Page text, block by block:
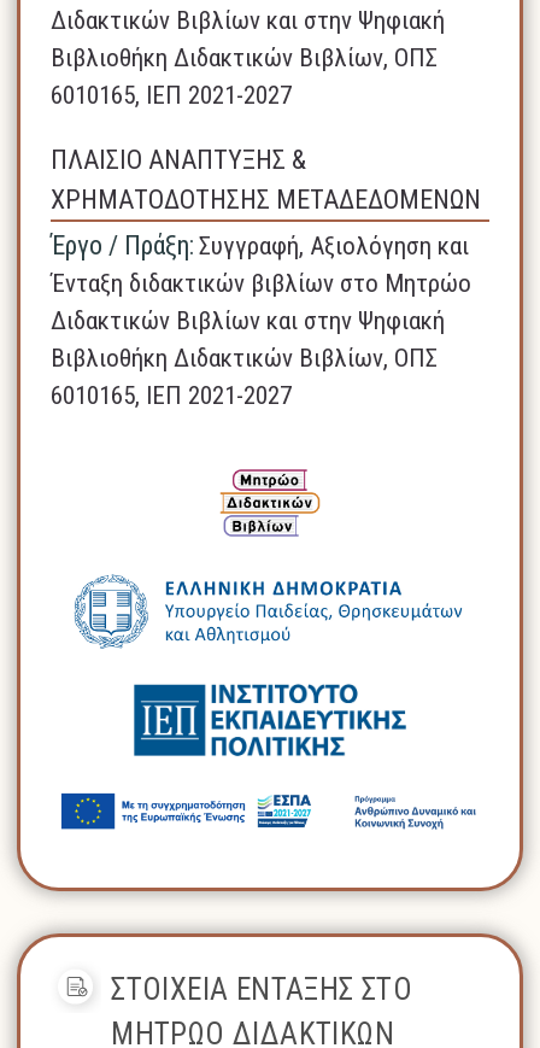
Διδακτικών Βιβλίων και στην Ψηφιακή
Βιβλιοθήκη Διδακτικών Βιβλίων, ΟΠΣ
6010165, ΙΕΠ 2021-2027
ΠΛΑΙΣΙΟ ΑΝΑΠΤΥΞΗΣ &
ΧΡΗΜΑΤΟΔΟΤΗΣΗΣ ΜΕΤΑΔΕΔΟΜΕΝΩΝ
Έργο / Πράξη: Συγγραφή, Αξιολόγηση και
Ένταξη διδακτικών βιβλίων στο Μητρώο
Διδακτικών Βιβλίων και στην Ψηφιακή
Βιβλιοθήκη Διδακτικών Βιβλίων, ΟΠΣ
6010165, ΙΕΠ 2021-2027
ΣΤΟΙΧΕΙΑ ΕΝΤΑΞΗΣ ΣΤΟ
ΜΗΤΡΩΟ ΔΙΔΑΚΤΙΚΩΝ